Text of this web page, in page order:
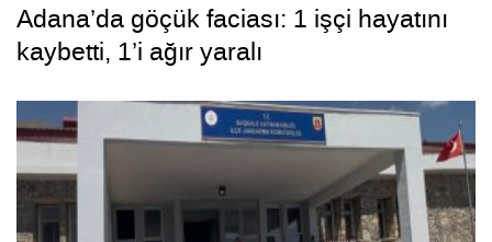
Adana’da göçük faciası: 1 işçi hayatını
kaybetti, 1’i ağır yaralı